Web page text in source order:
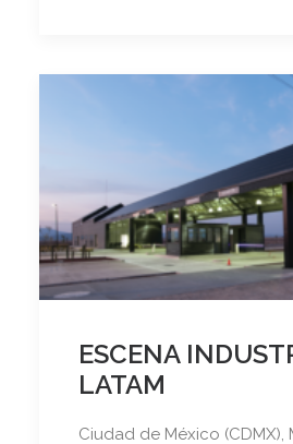
ESCENA
LATAM
Ciudad de México (CDMX),